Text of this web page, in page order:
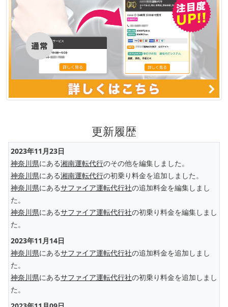
更新履歴
2023年11月23日
神奈川県にある湘南運転代行のその他を編集しました。
神奈川県にある湘南運転代行の初乗り料金を追加しました。
神奈川県にあるサファイア運転代行社の追加料金を編集しまし
た。
神奈川県にあるサファイア運転代行社の初乗り料金を編集しまし
た。
2023年11月14日
神奈川県にあるサファイア運転代行社の追加料金を追加しまし
た。
神奈川県にあるサファイア運転代行社の初乗り料金を追加しまし
た。